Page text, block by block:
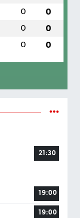
0 0
0 0
0 0
21:30
19:00
19:00